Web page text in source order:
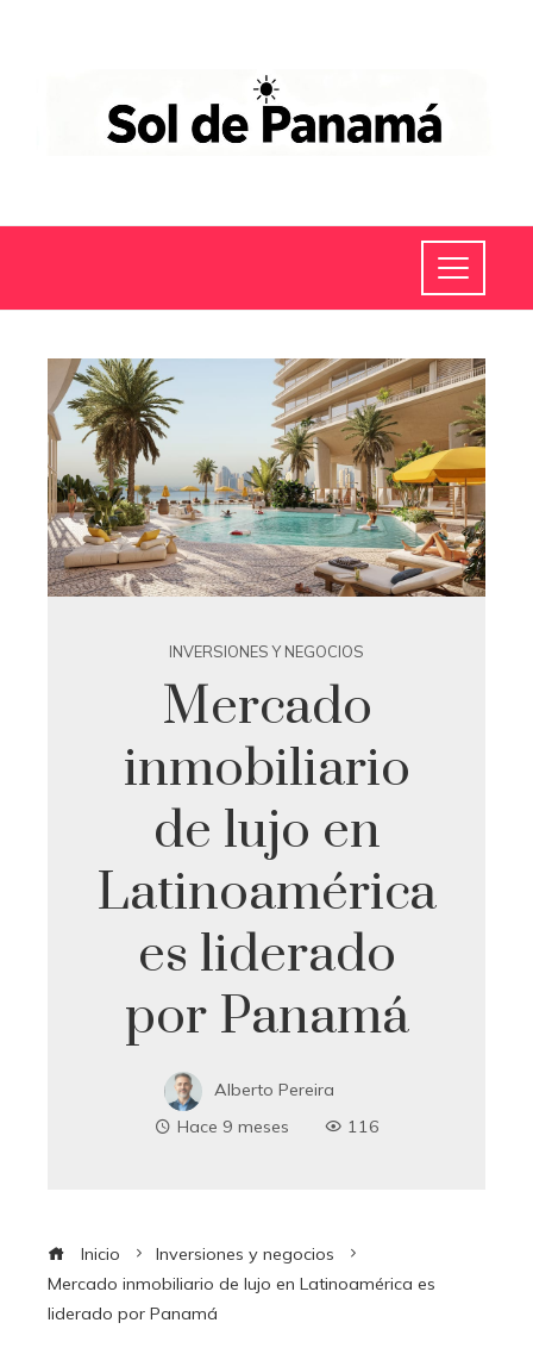
INVERSIONES Y NEGOCIOS
Mercado
inmobiliario
de lujo en
Latinoamérica
es liderado
por Panamá
Alberto Pereira
Hace 9 meses
116
Inicio
Inversiones y negocios
Mercado inmobiliario de lujo en Latinoamérica es
liderado por Panamá